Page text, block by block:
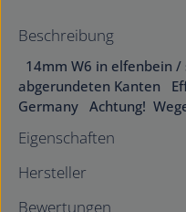
Beschreibung
14mm W6 in elfenbein
abgerundeten Kanten
Germany Achtung!
Eigenschaften
Hersteller
Bewertungen